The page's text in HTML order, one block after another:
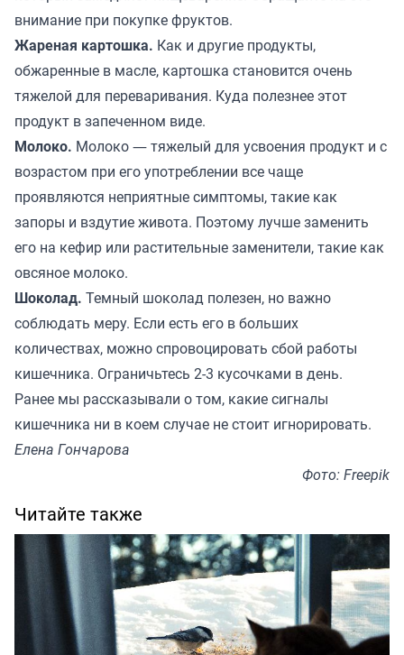
внимание при покупке фруктов.
Жареная картошка. Как и другие продукты,
обжаренные в масле, картошка становится очень
тяжелой для переваривания. Куда полезнее этот
продукт в запеченном виде.
Молоко. Молоко ― тяжелый для усвоения продукт и с
возрастом при его употреблении все чаще
проявляются неприятные симптомы, такие как
запоры и вздутие живота. Поэтому лучше заменить
его на кефир или растительные заменители, такие как
овсяное молоко.
Шоколад. Темный шоколад полезен, но важно
соблюдать меру. Если есть его в больших
количествах, можно спровоцировать сбой работы
кишечника. Ограничьтесь 2-3 кусочками в день.
Ранее мы рассказывали о том, какие сигналы
кишечника ни в коем случае не стоит игнорировать.
Елена Гончарова
Фото: Freepik
Читайте также